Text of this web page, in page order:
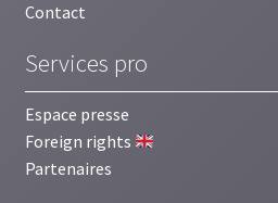
Contact
Services pro
Espace presse
Foreign rights
Partenaires